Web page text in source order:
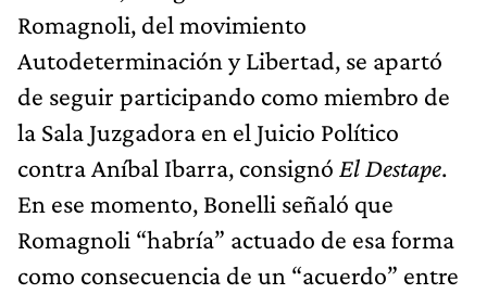
Romagnoli, del movimiento
Autodeterminación y Libertad, se apartó
de seguir participando como miembro de
la Sala Juzgadora en el Juicio Político
contra Aníbal Ibarra, consignó El Destape.
En ese momento, Bonelli señaló que
Romagnoli “habría” actuado de esa forma
como consecuencia de un “acuerdo” entre